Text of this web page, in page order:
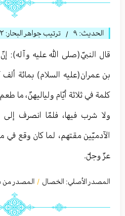
الحديث: ٩ / ترتيب جواهر البحار:
قال النبيّ(صلى الله عليه وآله):
بن عمران(عليه السلام) بمائة
كلمة في ثلاثة أيّام ولياليهنّ، ما
ولا شرب فيها، فلمّا انصرف إلى
الآدميّين مقتهم، لما كان وقع في
عزّ وجلّ.
المصدر الأصلي: الخصال / المصدر من